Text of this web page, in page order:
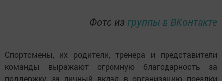
Фото из группы в ВКонтакте
Спортсмены, их родители, тренера и представители
команды выражают огромную благодарность за
поддержку, за личный вклад в организацию поездки